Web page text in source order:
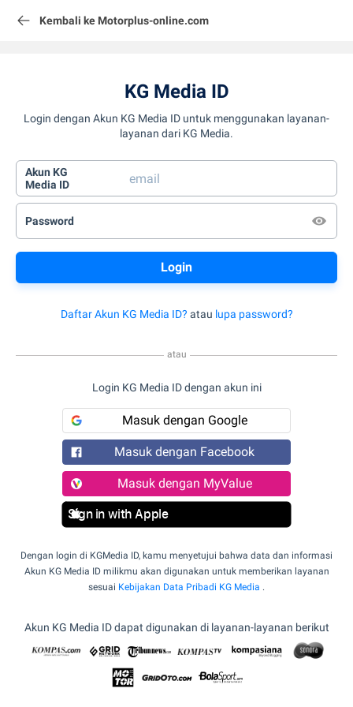
Kembali ke Motorplus-online.com
KG Media ID
Login dengan Akun KG Media ID untuk menggunakan layanan-
layanan dari KG Media.
Akun KG
Media ID
Password
Daftar Akun KG Media ID? atau lupa password?
atau
Login KG Media ID dengan akun ini
Masuk dengan Google
Masuk dengan Facebook
Masuk dengan MyValue
Sign in with Apple
Dengan login di KGMedia ID, kamu menyetujui bahwa data dan informasi
Akun KG Media ID milikmu akan digunakan untuk memberikan layanan
sesuai Kebijakan Data Pribadi KG Media .
Akun KG Media ID dapat digunakan di layanan-layanan berikut